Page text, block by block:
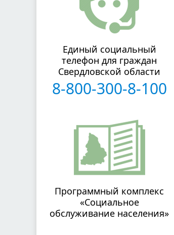
Единый социальный
телефон для граждан
Свердловской области
8-800-300-8-100
Программный комплекс
«Социальное
обслуживание населения»